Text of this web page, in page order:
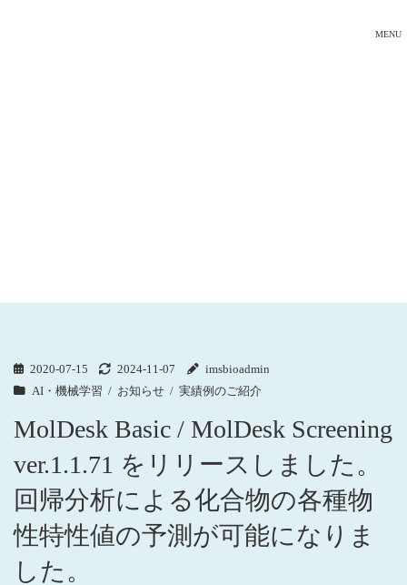
2020-07-15 2024-11-07
imsbioadmin
AI・機械学習
お知らせ 実績例のご紹介
MolDesk Basic / MolDesk Screening
ver.1.1.71 をリリースしました。
回帰分析による化合物の各種物
性特性値の予測が可能になりま
した。
MENU